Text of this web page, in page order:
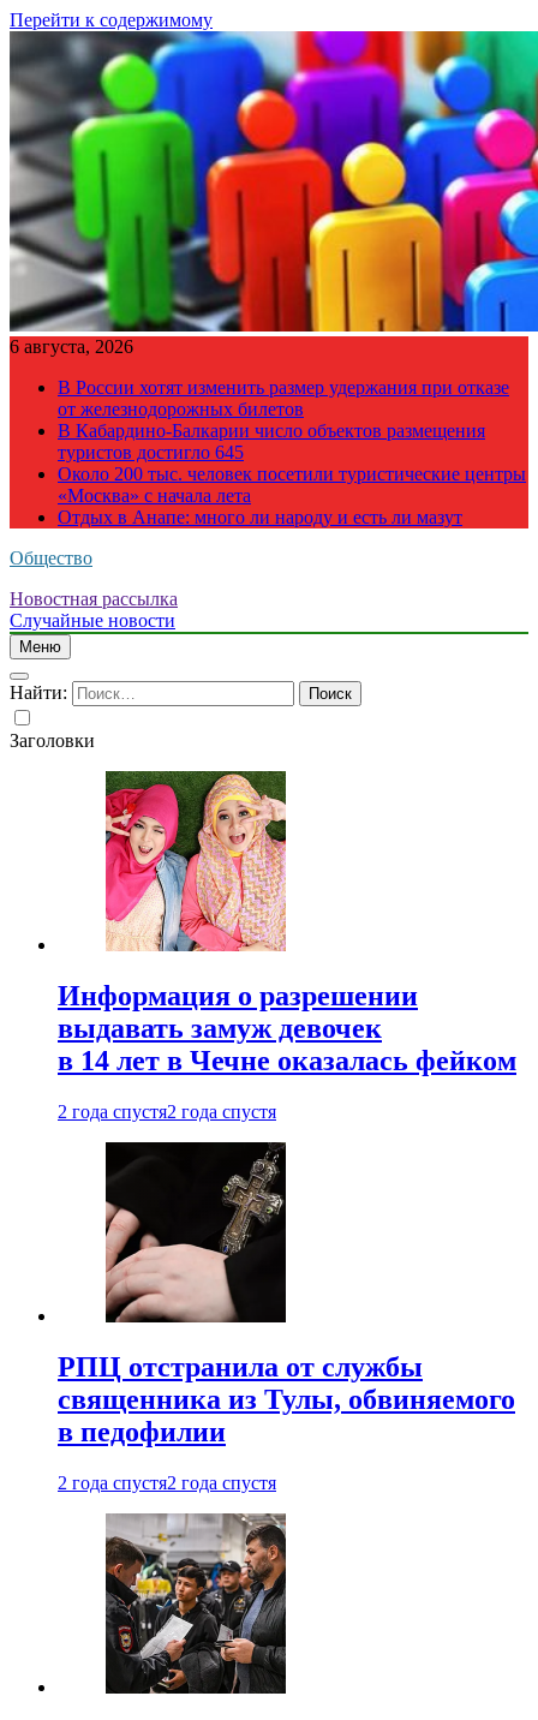
Перейти к содержимому
6 августа, 2026
В России хотят изменить размер удержания при отказе
от железнодорожных билетов
В Кабардино-Балкарии число объектов размещения
туристов достигло 645
Около 200 тыс. человек посетили туристические центры
«Москва» с начала лета
Отдых в Анапе: много ли народу и есть ли мазут
Общество
Новостная рассылка
Случайные новости
Меню
Найти:
Заголовки
Информация о разрешении
выдавать замуж девочек
в 14 лет в Чечне оказалась фейком
2 года спустя2 года спустя
РПЦ отстранила от службы
священника из Тулы, обвиняемого
в педофилии
2 года спустя2 года спустя